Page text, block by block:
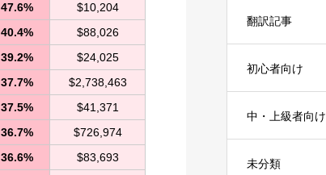
47.6% $10,204
40.4% $88,026
39.2% $24,025
37.7% $2,738,463
37.5% $41,371
36.7% $726,974
36.6% $83,693
翻訳記事
初心者向け
中・上級者向け
未分類